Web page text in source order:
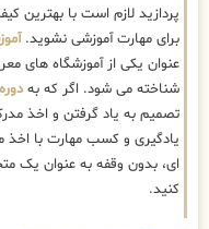
پردازید لازم است با بهترین
برای مهارت آموزشی نشوید.
عنوان یکی از آموزشگاه های
شناخته می شود. اگر که به
تصمیم به یاد گرفتن و اخذ
یادگیری و کسب مهارت با اخذ
ای، بدون وقفه به عنوان یک
کنید.